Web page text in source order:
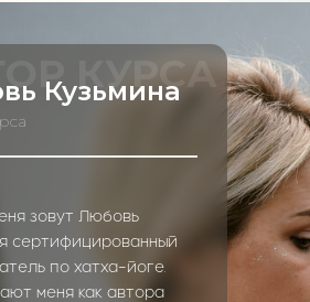
Кузьмина
КУРСА
зовут Любовь
я сертифицированный
по хатха-йоге.
меня как автора